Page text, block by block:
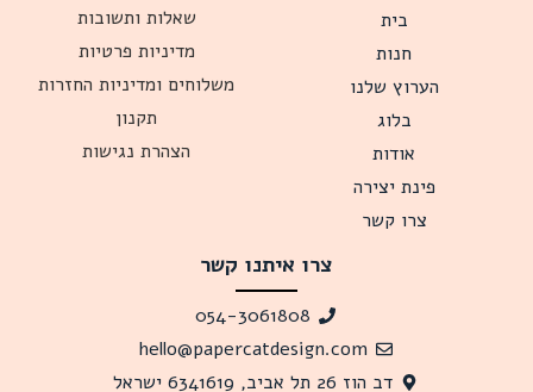
בית
חנות
הערוץ שלנו
בלוג
אודות
פינת יצירה
צרו קשר
שאלות ותשובות
מדיניות פרטיות
משלוחים ומדיניות החזרות
תקנון
הצהרת נגישות
צרו איתנו קשר
054-3061808
hello@papercatdesign.com
דב הוז 26 תל אביב, 6341619 ישראל